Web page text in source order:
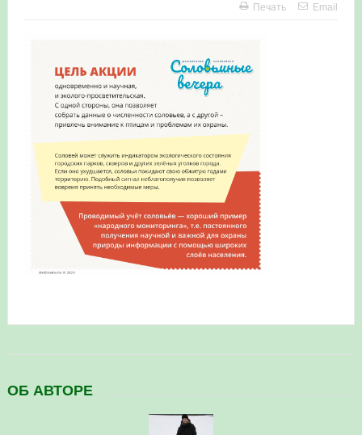
«Весенняя перекличка-2026» — 11-20 мая 2026
Мониторинг орнитофауны на постоянных маршрутах
в Республике Башкортостан в 2026 году
Печать
Email
ОБ АВТОРЕ